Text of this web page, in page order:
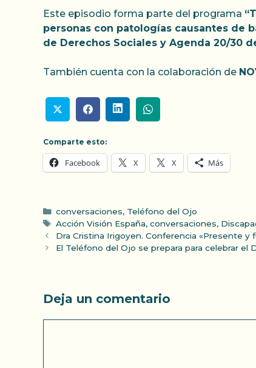
Este episodio forma parte del programa
personas con patologías causantes de
de Derechos Sociales y Agenda 20/30
También cuenta con la colaboración de
Comparte esto:
Facebook X X Más
Categorías
conversaciones, Teléfono del Ojo
Etiquetas
Acción Visión España, conversaciones,
Dra Cristina Irigoyen. Conferencia «Presente y
El Teléfono del Ojo se prepara para celebrar el
Deja un comentario